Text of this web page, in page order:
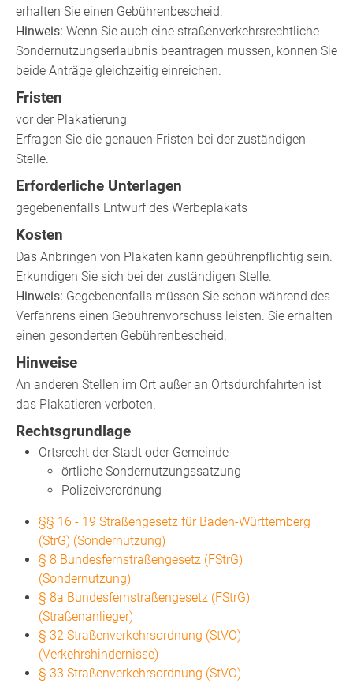
erhalten Sie einen Gebührenbescheid.
Hinweis: Wenn Sie auch eine straßenverkehrsrechtliche
Sondernutzungserlaubnis beantragen müssen, können Sie
beide Anträge gleichzeitig einreichen.
Fristen
vor der Plakatierung
Erfragen Sie die genauen Fristen bei der zuständigen
Stelle.
Erforderliche Unterlagen
gegebenenfalls Entwurf des Werbeplakats
Kosten
Das Anbringen von Plakaten kann gebührenpflichtig sein.
Erkundigen Sie sich bei der zuständigen Stelle.
Hinweis: Gegebenenfalls müssen Sie schon während des
Verfahrens einen Gebührenvorschuss leisten. Sie erhalten
einen gesonderten Gebührenbescheid.
Hinweise
An anderen Stellen im Ort außer an Ortsdurchfahrten ist
das Plakatieren verboten.
Rechtsgrundlage
Ortsrecht der Stadt oder Gemeinde
örtliche Sondernutzungssatzung
Polizeiverordnung
§§ 16 - 19 Straßengesetz für Baden-Württemberg
(StrG) (Sondernutzung)
§ 8 Bundesfernstraßengesetz (FStrG)
(Sondernutzung)
§ 8a Bundesfernstraßengesetz (FStrG)
(Straßenanlieger)
§ 32 Straßenverkehrsordnung (StVO)
(Verkehrshindernisse)
§ 33 Straßenverkehrsordnung (StVO)